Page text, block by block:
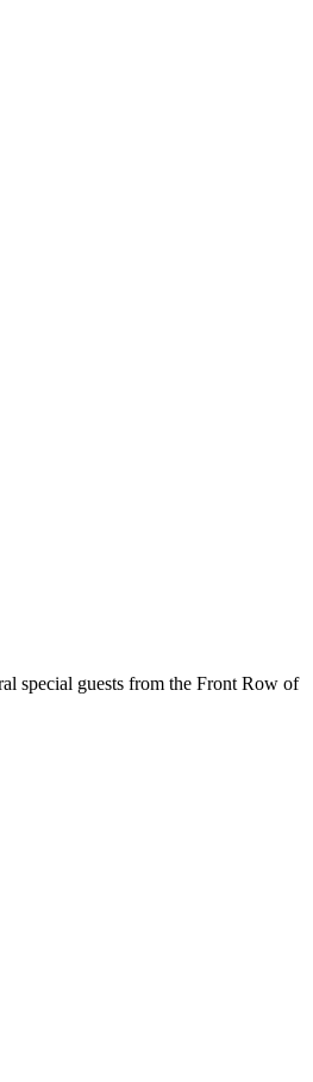
special guests from the Front Row of